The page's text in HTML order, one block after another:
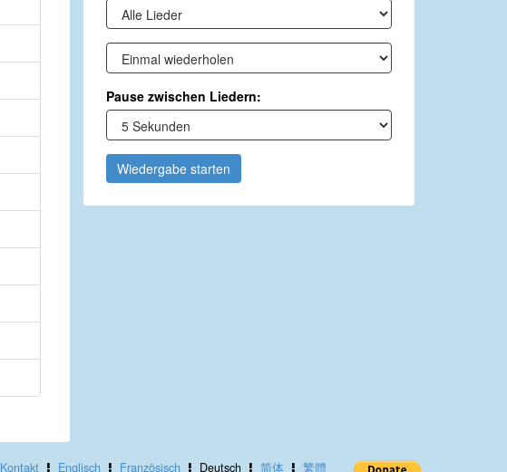
Pause zwischen Liedern:
Wiedergabe starten
Kontakt Englisch Französisch Deutsch 简体 繁體